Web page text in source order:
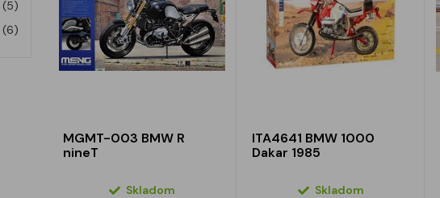
(5)
(6)
MGMT-003 BMW R
nineT
Skladom
ITA4641 BMW 1000
Dakar 1985
Skladom